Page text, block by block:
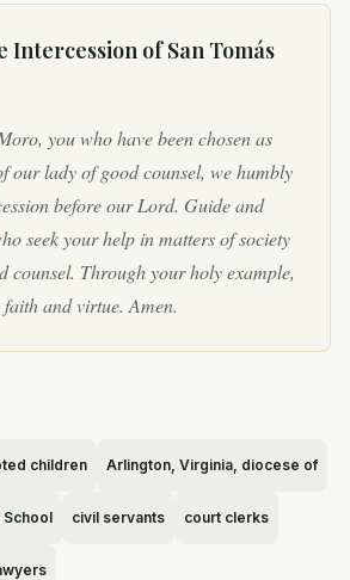
Intercession ofSan Tomás
you who have been chosen as
our lady of good counsel, we humbly
before our Lord. Guide and
seek your help in matters of society
counsel. Through your holy example,
and virtue. Amen.
children Arlington, Virginia, diocese of
School civil servants court clerks